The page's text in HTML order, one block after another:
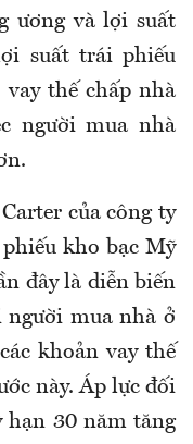
ương và lợi suất
suất trái phiếu
thế chấp nhà
người mua nhà
của công ty
kho bạc Mỹ
đây là diễn biến
người mua nhà ở
khoản vay thế
này. Áp lực đối
30 năm tăng